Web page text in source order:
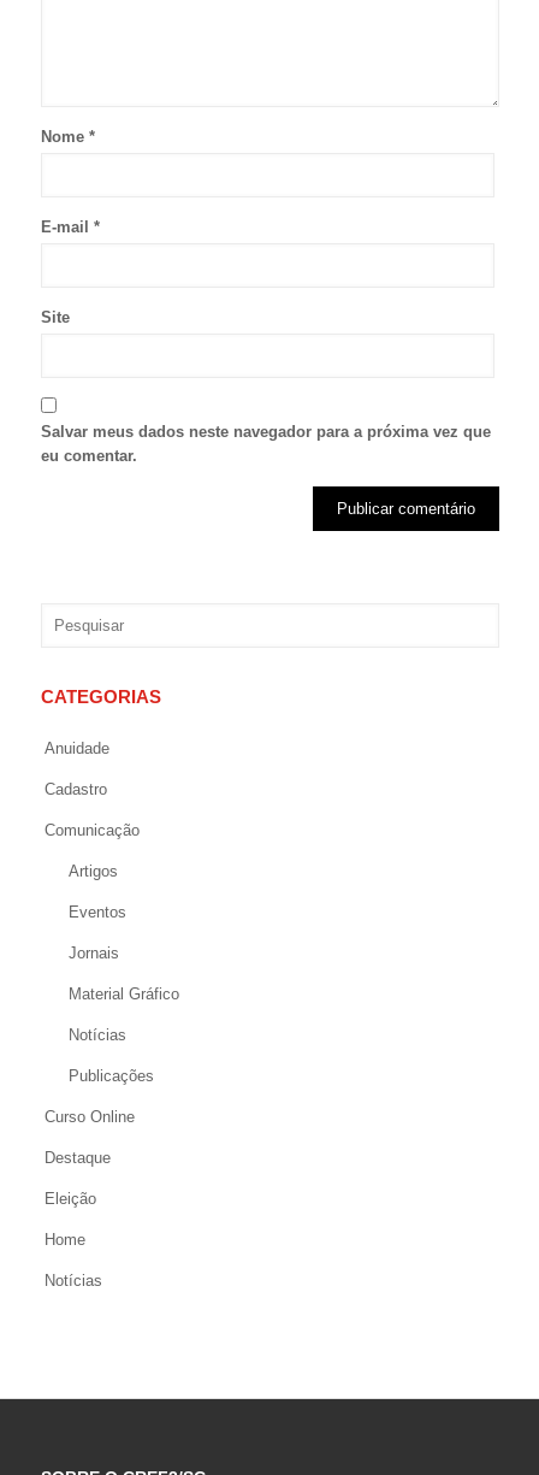
Nome *
E-mail *
Site
Salvar meus dados neste navegador para a próxima vez que
eu comentar.
CATEGORIAS
Anuidade
Cadastro
Comunicação
Artigos
Eventos
Jornais
Material Gráfico
Notícias
Publicações
Curso Online
Destaque
Eleição
Home
Notícias